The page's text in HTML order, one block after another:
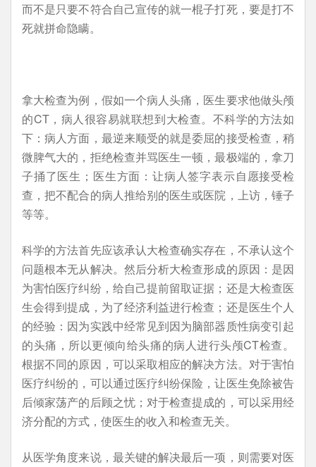
而不是只要不符合自己宣传的就一棍子打死，要是打不
死就拼命隐瞒。
拿大检查为例，假如一个病人头痛，医生要求他做头颅
的CT，病人很容易就联想到大检查。不科学的方法如
下：病人方面，最逆来顺受的就是委屈的接受检查，稍
微脾气大的，拒绝检查并骂医生一顿，最极端的，拿刀
子捅了医生；医生方面：让病人签字表示自愿接受检
查，把不配合的病人推给别的医生或医院，上访，锤子
等等。
科学的方法首先应该承认大检查确实存在，不承认这个
问题根本无从解决。然后分析大检查形成的原因：是因
为害怕医疗纠纷，给自己提前留取证据；还是大检查医
生会得到提成，为了经济利益进行检查；还是医生个人
的经验：因为实践中经常见到因为脑部器质性病变引起
的头痛，所以更倾向给头痛的病人进行头颅CT检查。
根据不同的原因，可以采取相应的解决方法。对于害怕
医疗纠纷的，可以通过医疗纠纷保险，让医生免除被告
后倾家荡产的后顾之忧；对于检查提成的，可以采用经
济分配的方式，使医生的收入和检查无关。
从医学角度来说，最关键的解决最后一项，则需要对医